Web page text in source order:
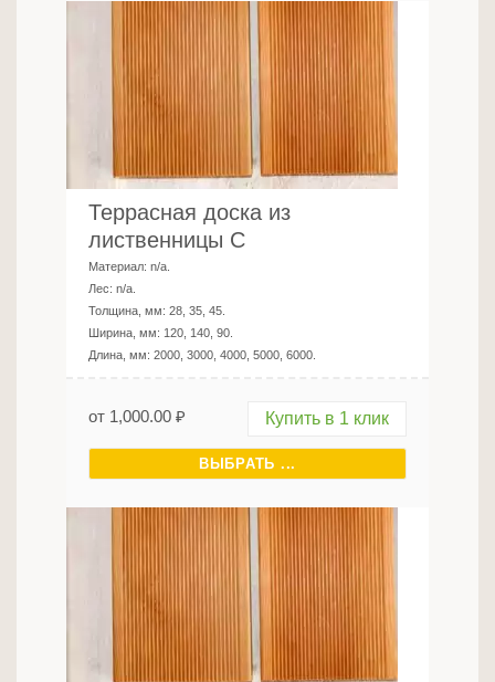
Террасная доска из
лиственницы C
Материал: n/a
Лес: n/a
Толщина, мм: 28, 35, 45
Ширина, мм: 120, 140, 90
Длина, мм: 2000, 3000, 4000, 5000, 6000
от 1,000.00 ₽ Купить в 1 клик
ВЫБРАТЬ ...